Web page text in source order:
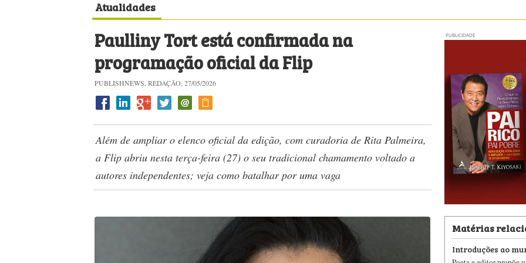
Atualidades
Paulliny Tort está confirmada na
programação oficial da Flip
PUBLISHNEWS, REDAÇÃO, 27/05/2026
Além de ampliar o elenco oficial da edição, com curadoria de Rita Palmeira,
a Flip abriu nesta terça-feira (27) o seu tradicional chamamento voltado a
autores independentes; veja como batalhar por uma vaga
PUBLICIDADE
Matérias
Introduções ao